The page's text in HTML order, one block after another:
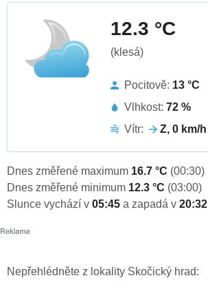
12.3 °C
(klesá)
Pocitově: 13 °C
Vlhkost: 72 %
Vítr:
Z, 0 km/h
Dnes změřené maximum 16.7 °C (00:30)
Dnes změřené minimum 12.3 °C (03:00)
Slunce vychází v 05:45 a zapadá v 20:32
Nepřehlédněte z lokality Skočický hrad: